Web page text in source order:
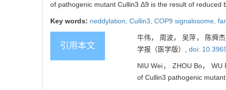
of pathogenic mutant Cullin3 Δ9 is the result of reduced
Key words: neddylation, Cullin3, COP9 signalosome,
引用本文
牛伟， 周波， 吴萍， 陈舜
学报（医学版）, doi:
NIU Wei， ZHOU Bo，
of Cullin3 pathogenic